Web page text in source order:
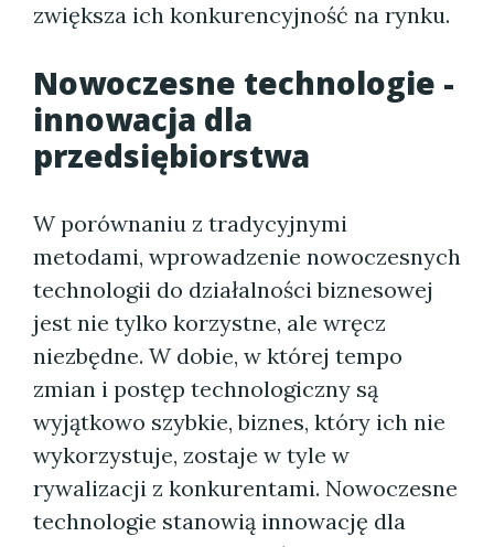
zwiększa ich konkurencyjność na rynku.
Nowoczesne technologie -
innowacja dla
przedsiębiorstwa
W porównaniu z tradycyjnymi
metodami, wprowadzenie nowoczesnych
technologii do działalności biznesowej
jest nie tylko korzystne, ale wręcz
niezbędne. W dobie, w której tempo
zmian i postęp technologiczny są
wyjątkowo szybkie, biznes, który ich nie
wykorzystuje, zostaje w tyle w
rywalizacji z konkurentami. Nowoczesne
technologie stanowią innowację dla